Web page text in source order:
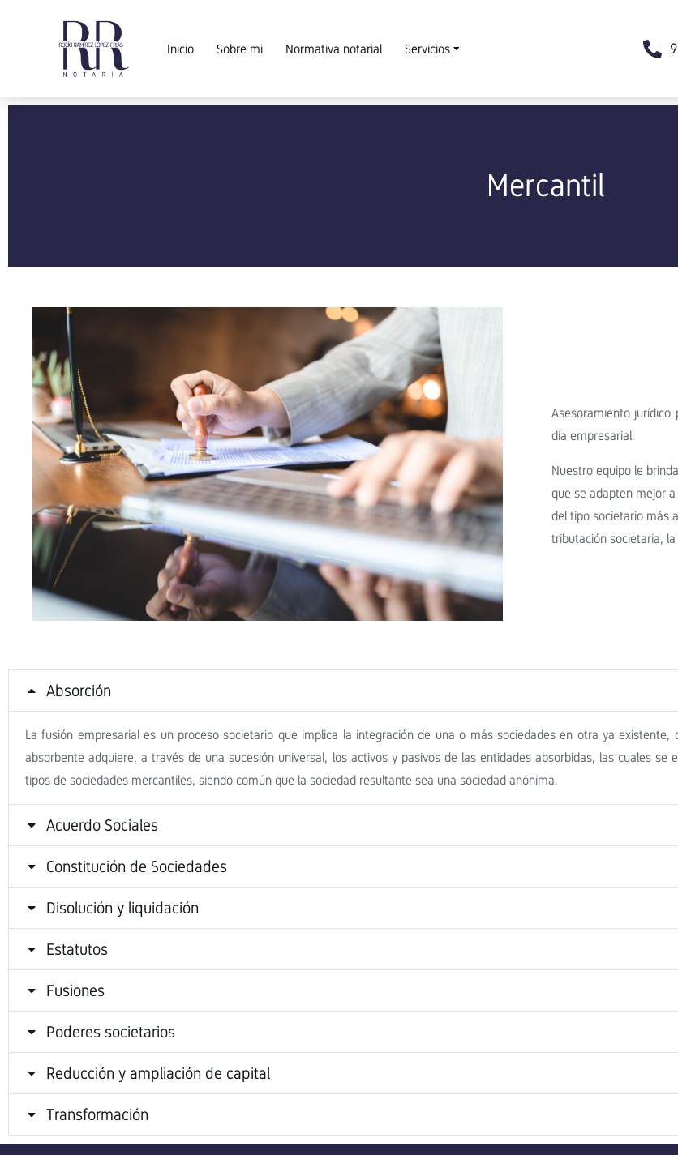
Inicio Sobre mi Normativa notarial Servicios
Mercantil
Asesoramiento
día empresarial.
Nuestro equipo le
que se adapten mejor
del tipo societario más
tributación societaria,
Absorción
La fusión empresarial es un proceso societario que implica la integración de una o más sociedades en otra ya
absorbente adquiere, a través de una sucesión universal, los activos y pasivos de las entidades absorbidas, las cuales
tipos de sociedades mercantiles, siendo común que la sociedad resultante sea una sociedad anónima.
Acuerdo Sociales
Constitución de Sociedades
Disolución y liquidación
Estatutos
Fusiones
Poderes societarios
Reducción y ampliación de capital
Transformación